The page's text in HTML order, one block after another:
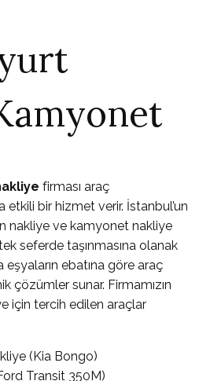
firması araç
bir hizmet verir. İstanbul’un
nakliye ve kamyonet nakliye
seferde taşınmasına olanak
eşyaların ebatına göre araç
çözümler sunar. Firmamızın
için tercih edilen araçlar
(Kia Bongo)
Transit 350M)